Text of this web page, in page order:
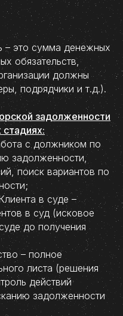
– это сумма денежных
обязательств,
должны
подрядчики и т.д.).
задолженности
с должником по
задолженности,
поиск вариантов по
в суде –
в суд (исковое
до получения
– полное
листа (решения
действий
задолженности